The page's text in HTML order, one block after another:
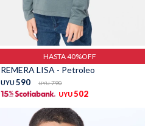
HASTA 40%OFF
REMERA LISA - Petroleo
UYU 590 UYU 790
UYU502